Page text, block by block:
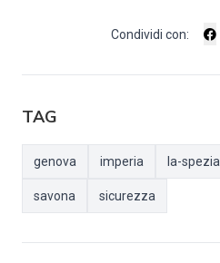
Condividi con:
TAG
genova imperia la-spezia
savona sicurezza